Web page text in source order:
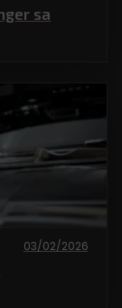
sa
03/02/2026